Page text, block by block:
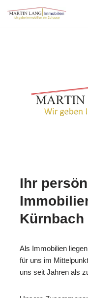
Ihr
Kürnbach
Als Immobilien
für uns im
uns seit Jahren als